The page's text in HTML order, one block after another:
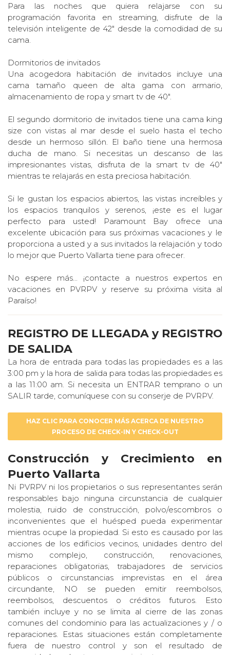
Para las noches que quiera relajarse con su
programación favorita en streaming, disfrute de la
televisión inteligente de 42" desde la comodidad de su
cama.
Dormitorios de invitados
Una acogedora habitación de invitados incluye una
cama tamaño queen de alta gama con armario,
almacenamiento de ropa y smart tv de 40".
El segundo dormitorio de invitados tiene una cama king
size con vistas al mar desde el suelo hasta el techo
desde un hermoso sillón. El baño tiene una hermosa
ducha de mano. Si necesitas un descanso de las
impresionantes vistas, disfruta de la smart tv de 40"
mientras te relajarás en esta preciosa habitación.
Si le gustan los espacios abiertos, las vistas increíbles y
los espacios tranquilos y serenos, ¡este es el lugar
perfecto para usted! Paramount Bay ofrece una
excelente ubicación para sus próximas vacaciones y le
proporciona a usted y a sus invitados la relajación y todo
lo mejor que Puerto Vallarta tiene para ofrecer.
No espere más... ¡contacte a nuestros expertos en
vacaciones en PVRPV y reserve su próxima visita al
Paraíso!
REGISTRO DE LLEGADA y REGISTRO
DE SALIDA
La hora de entrada para todas las propiedades es a las
3:00 pm y la hora de salida para todas las propiedades es
a las 11:00 am. Si necesita un ENTRAR temprano o un
SALIR tarde, comuníquese con su conserje de PVRPV.
HAZ CLIC PARA CONOCER MÁS ACERCA DE NUESTRO
PROCESO DE CHECK-IN Y CHECK-OUT
Construcción y Crecimiento en
Puerto Vallarta
Ni PVRPV ni los propietarios o sus representantes serán
responsables bajo ninguna circunstancia de cualquier
molestia, ruido de construcción, polvo/escombros o
inconvenientes que el huésped pueda experimentar
mientras ocupe la propiedad. Si esto es causado por las
acciones de los edificios vecinos, unidades dentro del
mismo complejo, construcción, renovaciones,
reparaciones obligatorias, trabajadores de servicios
públicos o circunstancias imprevistas en el área
circundante, NO se pueden emitir reembolsos,
reembolsos, descuentos o créditos futuros. Esto
también incluye y no se limita al cierre de las zonas
comunes del condominio para las actualizaciones y / o
reparaciones. Estas situaciones están completamente
fuera de nuestro control y son el resultado de